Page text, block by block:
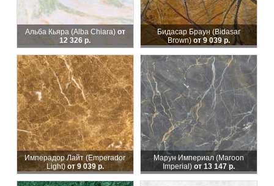
Альба Кьяра (Alba Chiara) от
12 326 р.
Бидасар Браун (Bidasar
Brown) от 9 039 р.
Имперадор Лайт (Emperador
Light) от 9 039 р.
Марун Империал (Maroon
Imperial) от 13 147 р.